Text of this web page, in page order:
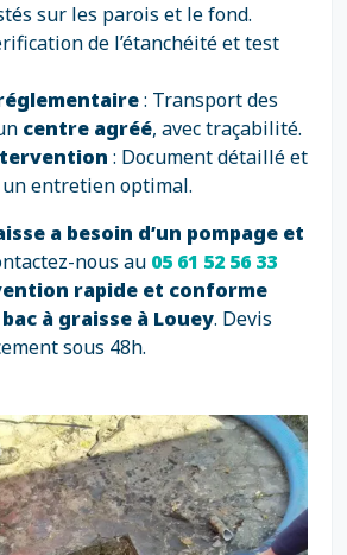
sur les parois et le fond.
de l’étanchéité et test
: Transport des
centre agréé, avec traçabilité.
: Document détaillé et
entretien optimal.
a besoin d’un pompage et
nous au 05 61 52 56 33
rapide et conforme
à graisse à Louey. Devis
sous 48h.